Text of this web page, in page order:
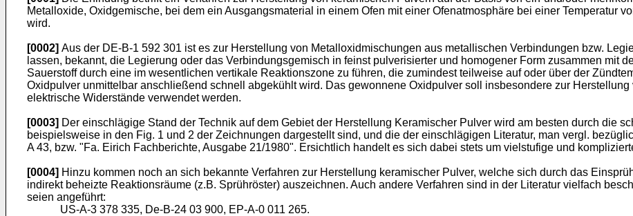
Metalloxide, Oxidgemische, bei dem ein Ausgangsmaterial in einem Ofen mit einer Ofenatmosphäre bei einer Temperatur
wird.
[0002] Aus der DE-B-1 592 301 ist es zur Herstellung von Metalloxidmischungen aus metallischen Verbindungen bzw.
lassen, bekannt, die Legierung oder das Verbindungsgemisch in feinst pulverisierter und homogener Form zusammen mit
Sauerstoff durch eine im wesentlichen vertikale Reaktionszone zu führen, die zumindest teilweise auf oder über der
Oxidpulver unmittelbar anschließend schnell abgekühlt wird. Das gewonnene Oxidpulver soll insbesondere zur
elektrische Widerstände verwendet werden.
[0003] Der einschlägige Stand der Technik auf dem Gebiet der Herstellung Keramischer Pulver wird am besten durch die
beispielsweise in den Fig. 1 und 2 der Zeichnungen dargestellt sind, und die der einschlägigen Literatur, man vergl.
A 43, bzw. "Fa. Eirich Fachberichte, Ausgabe 21/1980". Ersichtlich handelt es sich dabei stets um vielstufige und
[0004] Hinzu kommen noch an sich bekannte Verfahren zur Herstellung keramischer Pulver, welche sich durch das
indirekt beheizte Reaktionsräume (z.B. Sprühröster) auszeichnen. Auch andere Verfahren sind in der Literatur vielfach
seien angeführt:
US-A-3 378 335, De-B-24 03 900, EP-A-0 011 265.